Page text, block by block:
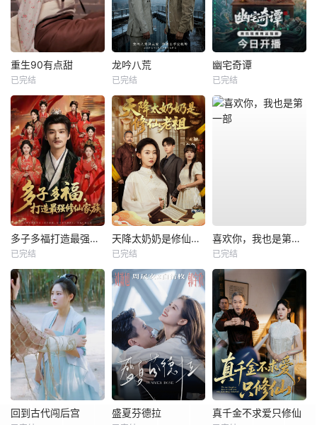
重生90有点甜
已完结
龙吟八荒
已完结
幽宅奇谭
已完结
多子多福打造最强修仙家族
已完结
天降太奶奶是修仙老祖
已完结
喜欢你，我也是第一部
已完结
回到古代闯后宫 盛夏芬德拉 真千金不求爱只修仙